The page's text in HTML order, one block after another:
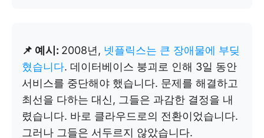
📌 예시: 2008년, 넷플릭스는 큰 장애물에 부딪
혔습니다. 데이터베이스 붕괴로 인해 3일 동안
서비스를 중단해야 했습니다. 문제를 해결하고
최선을 다하는 대신, 그들은 과감한 결정을 내
렸습니다. 바로 클라우드로의 전환이었습니다.
그러나 그들은 서두르지 않았습니다.